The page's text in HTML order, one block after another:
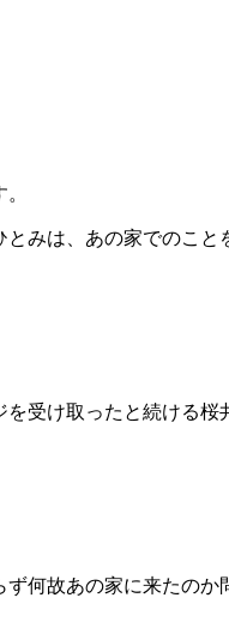
みは、あの家でのこと
受け取ったと続ける桜
何故あの家に来たのか